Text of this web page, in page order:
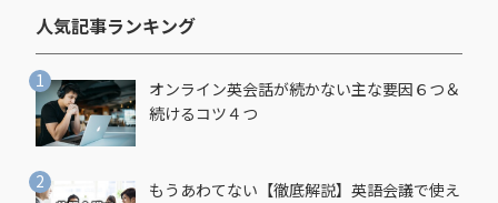
人気記事ランキング​
オンライン英会話が続かない主な要因６つ＆
続けるコツ４つ
もうあわてない【徹底解説】英語会議で使え